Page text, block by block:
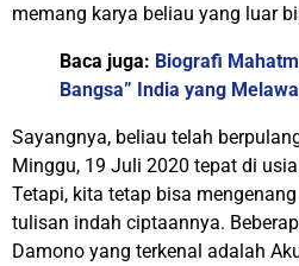
memang karya beliau yang luar
Baca juga: Biografi
Bangsa” India yang
Sayangnya, beliau telah
Minggu, 19 Juli 2020 tepat di
Tetapi, kita tetap bisa
tulisan indah ciptaannya.
Damono yang terkenal adalah